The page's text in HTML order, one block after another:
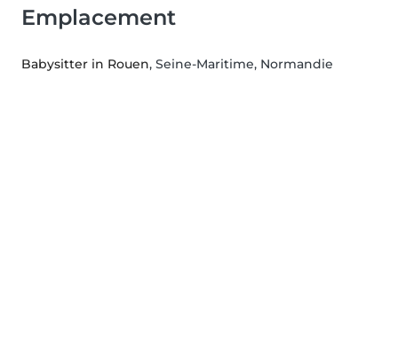
Emplacement
Babysitter in Rouen, Seine-Maritime, Normandie